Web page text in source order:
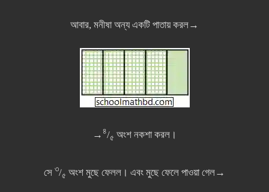
আবার, মনীষা অন্য একটি পাতায় করল→
→৪/৫ অংশ নকশা করল।
সে ৩/৫ অংশ মুছে ফেলল। এবং মুছে ফেলে পাওয়া গেল→